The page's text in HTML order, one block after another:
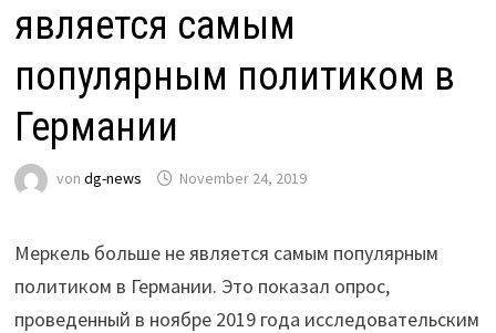
является самым
популярным политиком в
Германии
von dg-news November 24, 2019
Меркель больше не является самым популярным
политиком в Германии. Это показал опрос,
проведенный в ноябре 2019 года исследовательским